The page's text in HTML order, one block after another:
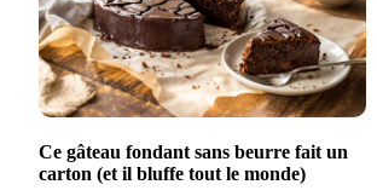
Ce gâteau fondant sans beurre fait un
carton (et il bluffe tout le monde)